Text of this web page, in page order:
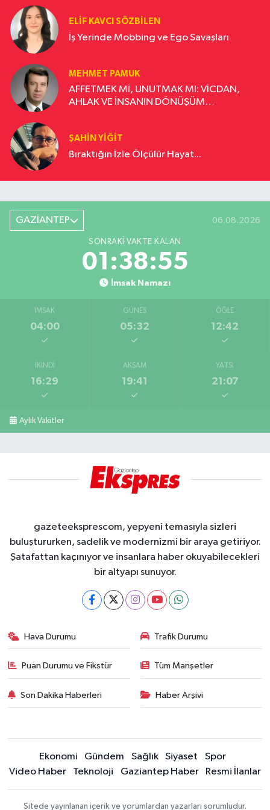
yokluğu değil, korkuya rağmen seçim
yapabilmektir. Hayatın anlamı, bir başkasının
Cesaretle seçen, hayatına yön veren insan
gerçekten yaşamış olur.
ELIF KAVCI SÖZBILEN
İş Yerinde Mobbing ve Ego Savaşları
MEHMET PAMUK
AFFETMEK Mİ, UNUTMAK MI: VİCDAN,
AHLAK VE İNSANIN DÖNÜŞÜM
ŞAHIN YIĞIT
Bıraktığın İzle Ölçülür Hayat...
GAZİANTEP 06.08.2026
SONRAKI VAKTE KALAN
01:38:54
İmsak Namazı
İMSAK
04:00
GÜNEŞ
05:32
ÖĞLE
12:42
İKINDI
16:29
AKŞAM
19:41
YATSI
21:07
Aylık Vakitler
gazeteeksprescom, yepyeni temasıyla sizleri
buluştururken, sadelik ve modernizmi bir araya getiriyor.
Şatafattan kaçınıyor ve insanlara haber okuyabilecekleri
bir altyapı sunuyor.
Hava Durumu Trafik Durumu
Puan Durumu ve Fikstür Tüm Manşetler
Son Dakika Haberleri Haber Arşivi
Ekonomi Gündem Sağlık Siyaset
Spor
Video Haber
Teknoloji Gaziantep Haber Resmi İlanlar
Sitede yayınlanan içerik ve yorumlardan yazarları sorumludur.